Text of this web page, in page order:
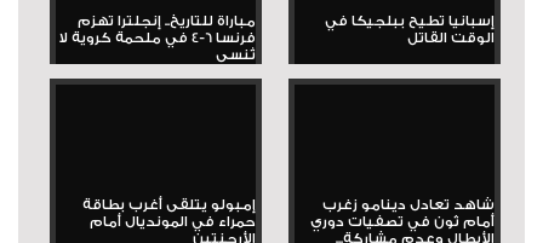
إسبانيا تطيح ببلجيكا في
الوقت القاتل
مباراة للتاريخ.. إنجلترا تهزم
فرنسا 6-4 في ملحمة كروية لا
تُنسى
شاهد تعادل دينامو زغرب
أمام ثون في تصفيات دوري
الأبطال وعدم مشاركة...
إمبولو يتلقى أغرب بطاقة
حمراء في المونديال أمام
الأرجنتين